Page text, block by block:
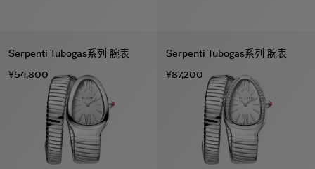
Serpenti Tubogas系列 腕表
¥54,800
Serpenti Tubogas系列 腕表
¥87,200